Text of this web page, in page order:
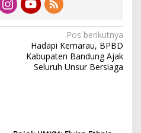
Pos berikutnya
Hadapi Kemarau, BPBD
Kabupaten Bandung Ajak
Seluruh Unsur Bersiaga